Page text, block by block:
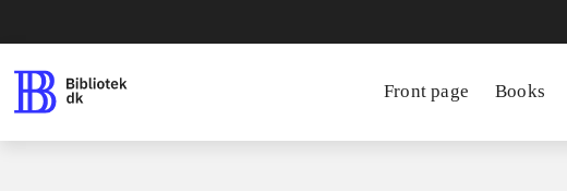
Front page Books